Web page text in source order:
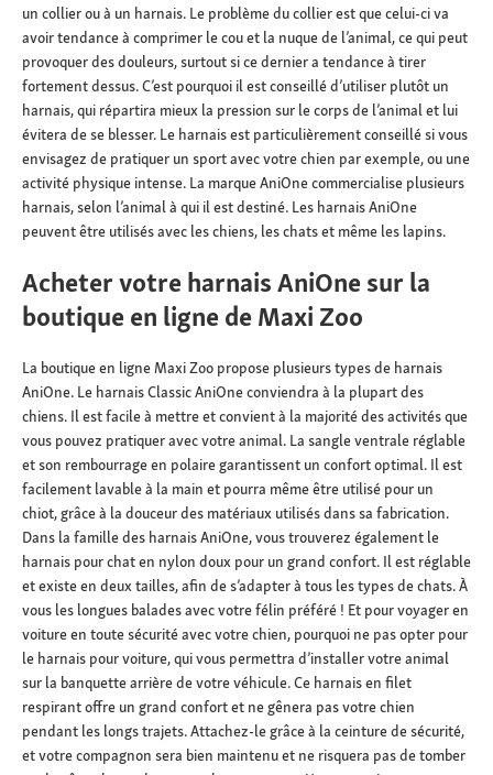
un collier ou à un harnais. Le problème du collier est que celui-ci va
avoir tendance à comprimer le cou et la nuque de l’animal, ce qui peut
provoquer des douleurs, surtout si ce dernier a tendance à tirer
fortement dessus. C’est pourquoi il est conseillé d’utiliser plutôt un
harnais, qui répartira mieux la pression sur le corps de l’animal et lui
évitera de se blesser. Le harnais est particulièrement conseillé si vous
envisagez de pratiquer un sport avec votre chien par exemple, ou une
activité physique intense. La marque AniOne commercialise plusieurs
harnais, selon l’animal à qui il est destiné. Les harnais AniOne
peuvent être utilisés avec les chiens, les chats et même les lapins.
Acheter votre harnais AniOne sur la
boutique en ligne de Maxi Zoo
La boutique en ligne Maxi Zoo propose plusieurs types de harnais
AniOne. Le harnais Classic AniOne conviendra à la plupart des
chiens. Il est facile à mettre et convient à la majorité des activités que
vous pouvez pratiquer avec votre animal. La sangle ventrale réglable
et son rembourrage en polaire garantissent un confort optimal. Il est
facilement lavable à la main et pourra même être utilisé pour un
chiot, grâce à la douceur des matériaux utilisés dans sa fabrication.
Dans la famille des harnais AniOne, vous trouverez également le
harnais pour chat en nylon doux pour un grand confort. Il est réglable
et existe en deux tailles, afin de s’adapter à tous les types de chats. À
vous les longues balades avec votre félin préféré ! Et pour voyager en
voiture en toute sécurité avec votre chien, pourquoi ne pas opter pour
le harnais pour voiture, qui vous permettra d’installer votre animal
sur la banquette arrière de votre véhicule. Ce harnais en filet
respirant offre un grand confort et ne gênera pas votre chien
pendant les longs trajets. Attachez-le grâce à la ceinture de sécurité,
et votre compagnon sera bien maintenu et ne risquera pas de tomber